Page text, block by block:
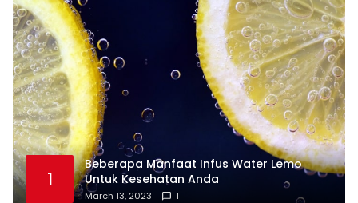
1
Beberapa Manfaat Infus Water Lemo
Untuk Kesehatan Anda
March 13, 2023 1